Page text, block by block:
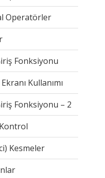
Operatörler
Fonksiyonu
Kullanımı
Fonksiyonu – 2
Kesmeler